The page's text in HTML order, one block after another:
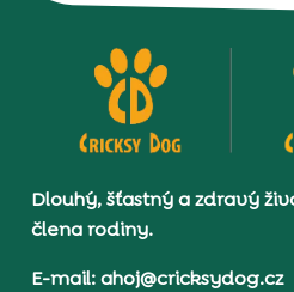
Dlouhý, šťastný a zdravý
člena rodiny.
E-mail: ahoj@cricksydog.cz